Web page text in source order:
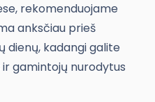
rekomenduojame
anksčiau prieš
dienų, kadangi galite
gamintojų nurodytus